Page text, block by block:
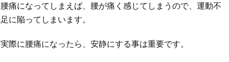
腰痛になってしまえば、腰が痛く感じてしまうので、運動不
足に陥ってしまいます。
実際に腰痛になったら、安静にする事は重要です。